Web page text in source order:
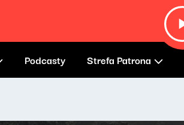
Podcasty Strefa Patrona